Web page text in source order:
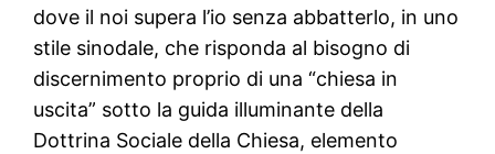
dove il noi supera l’io senza abbatterlo, in uno
stile sinodale, che risponda al bisogno di
discernimento proprio di una “chiesa in
uscita” sotto la guida illuminante della
Dottrina Sociale della Chiesa, elemento